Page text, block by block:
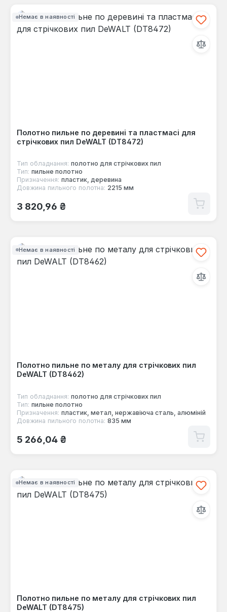
Немає в наявності
Полотно пильне по деревині та пластмасі для
стрічкових пил DeWALT (DT8472)
Тип обладнання: полотно для стрічкових пил
Тип: пильне полотно
Призначення: пластик, деревина
Довжина пильного полотна: 2215 мм
Звичайна ціна:
3 820,96 ₴
Немає в наявності
Полотно пильне по металу для стрічкових пил
DeWALT (DT8462)
Тип обладнання: полотно для стрічкових пил
Тип: пильне полотно
Призначення: пластик, метал, нержавіюча сталь, алюміній
Довжина пильного полотна: 835 мм
Звичайна ціна:
5 266,04 ₴
Немає в наявності
Полотно пильне по металу для стрічкових пил
DeWALT (DT8475)